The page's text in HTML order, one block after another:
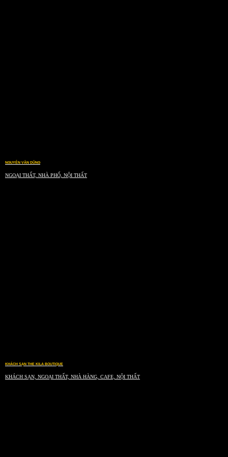
NGUYỄN VĂN DŨNG
NGOẠI THẤT, NHÀ PHỐ, NỘI THẤT
KHÁCH SẠN THE KILA BOUTIQUE
KHÁCH SẠN, NGOẠI THẤT, NHÀ HÀNG, CAFE, NỘI THẤT